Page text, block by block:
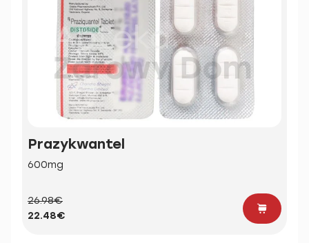
Prazykwantel
600mg
26.98€
22.48€